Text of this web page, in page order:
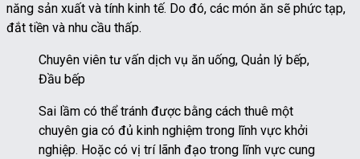
năng sản xuất và tính kinh tế. Do đó, các món ăn sẽ phức tạp,
đắt tiền và nhu cầu thấp.
Chuyên viên tư vấn dịch vụ ăn uống, Quản lý bếp,
Đầu bếp
Sai lầm có thể tránh được bằng cách thuê một
chuyên gia có đủ kinh nghiệm trong lĩnh vực khởi
nghiệp. Hoặc có vị trí lãnh đạo trong lĩnh vực cung